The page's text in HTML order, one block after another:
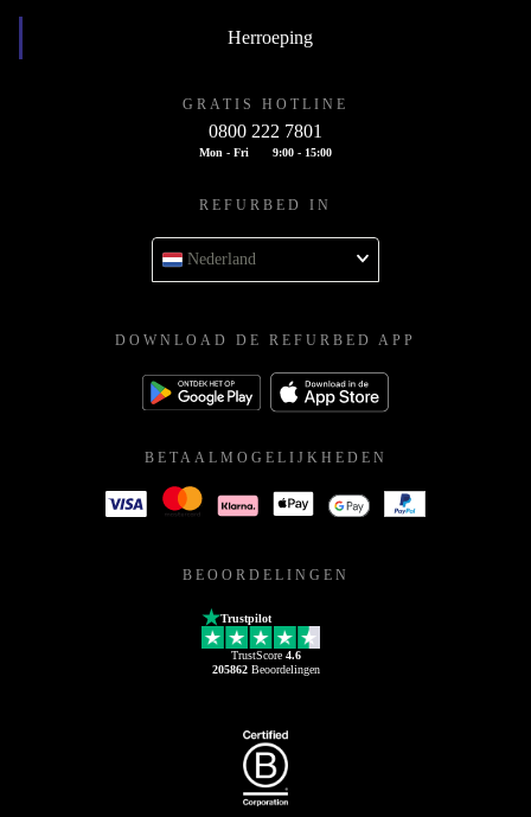
Herroeping
GRATIS HOTLINE
0800 222 7801
Mon - Fri 9:00 - 15:00
REFURBED IN
Nederland
DOWNLOAD DE REFURBED APP
BETAALMOGELIJKHEDEN
BEOORDELINGEN
Trustpilot
TrustScore 4.6
205862Beoordelingen